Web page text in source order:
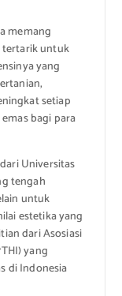
memang
tertarik untuk
yang
setiap
bagi para
Universitas
tengah
untuk
estetika yang
dari Asosiasi
yang
di Indonesia